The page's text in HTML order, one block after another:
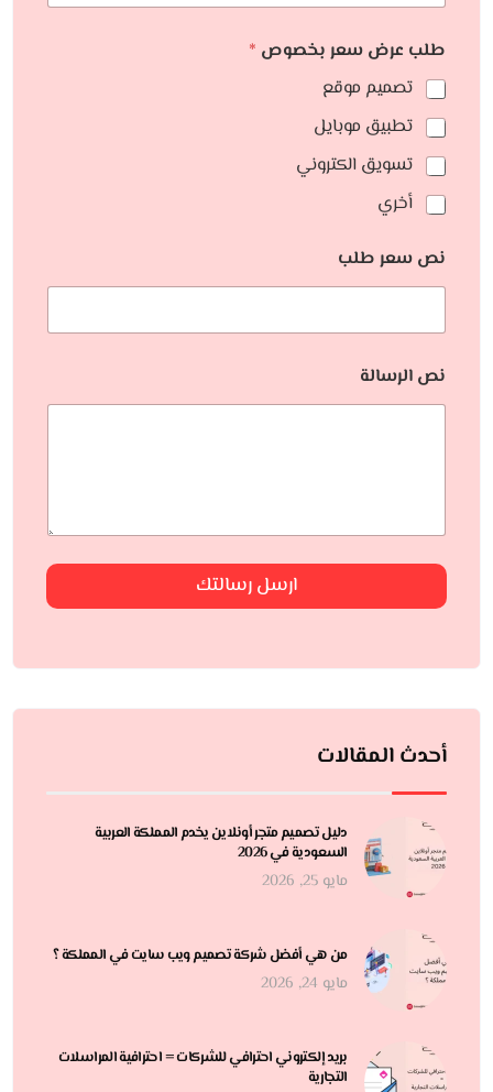
طلب عرض سعر بخصوص *
تصميم موقع
تطبيق موبايل
تسويق الكتروني
أخري
نص سعر طلب
نص الرسالة
ارسل رسالتك
أحدث المقالات
دليل تصميم متجر أونلاين يخدم المملكة العربية
السعودية في 2026
مايو 25, 2026
من هي أفضل شركة تصميم ويب سايت في المملكة ؟
مايو 24, 2026
بريد إلكتروني احترافي للشركات = احترافية المراسلات
التجارية